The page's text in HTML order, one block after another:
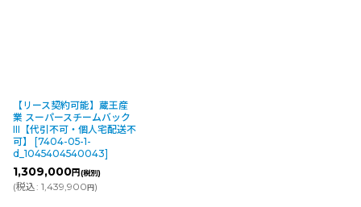
【リース契約可能】蔵王産
業 スーパースチームバック
III【代引不可・個人宅配送不
可】
[7404-05-1-
d_1045404540043]
1,309,000円(税別)
(税込: 1,439,900円)